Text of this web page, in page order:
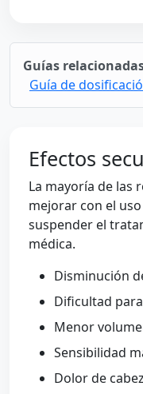
Guías
Guía de
Efectos
La mayoría de las
mejorar con el
suspender el
médica.
Disminución
Dificultad
Menor
Sensibilidad
Dolor de